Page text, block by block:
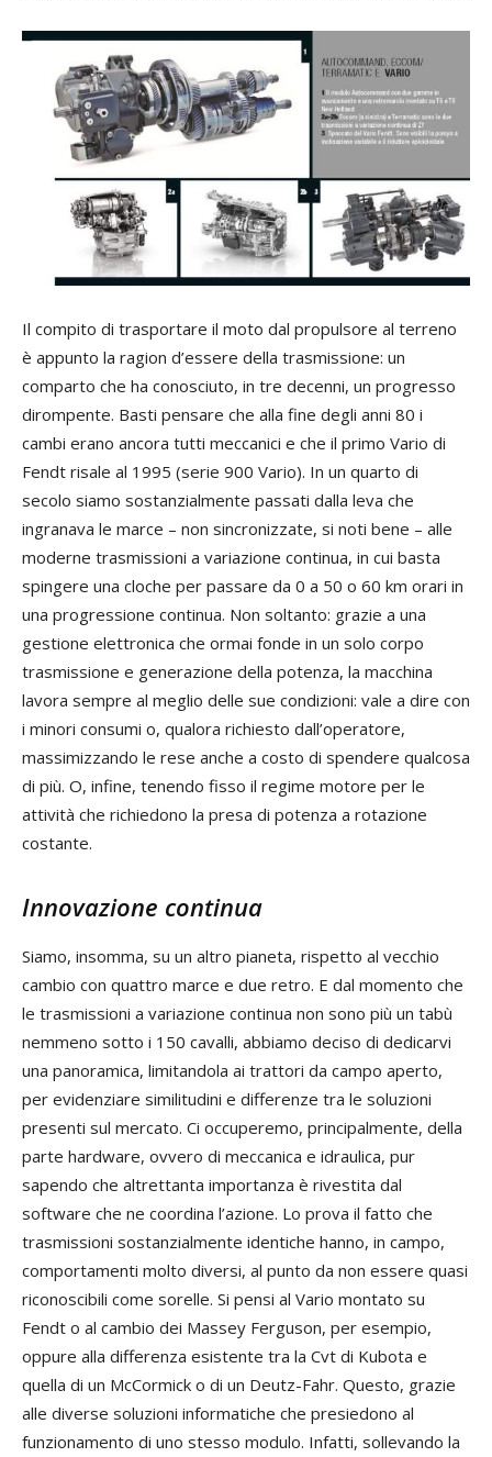
Il compito di trasportare il moto dal propulsore al terreno
è appunto la ragion d’essere della trasmissione: un
comparto che ha conosciuto, in tre decenni, un progresso
dirompente. Basti pensare che alla fine degli anni 80 i
cambi erano ancora tutti meccanici e che il primo Vario di
Fendt risale al 1995 (serie 900 Vario). In un quarto di
secolo siamo sostanzialmente passati dalla leva che
ingranava le marce – non sincronizzate, si noti bene – alle
moderne trasmissioni a variazione continua, in cui basta
spingere una cloche per passare da 0 a 50 o 60 km orari in
una progressione continua. Non soltanto: grazie a una
gestione elettronica che ormai fonde in un solo corpo
trasmissione e generazione della potenza, la macchina
lavora sempre al meglio delle sue condizioni: vale a dire con
i minori consumi o, qualora richiesto dall’operatore,
massimizzando le rese anche a costo di spendere qualcosa
di più. O, infine, tenendo fisso il regime motore per le
attività che richiedono la presa di potenza a rotazione
costante.
Innovazione continua
Siamo, insomma, su un altro pianeta, rispetto al vecchio
cambio con quattro marce e due retro. E dal momento che
le trasmissioni a variazione continua non sono più un tabù
nemmeno sotto i 150 cavalli, abbiamo deciso di dedicarvi
una panoramica, limitandola ai trattori da campo aperto,
per evidenziare similitudini e differenze tra le soluzioni
presenti sul mercato. Ci occuperemo, principalmente, della
parte hardware, ovvero di meccanica e idraulica, pur
sapendo che altrettanta importanza è rivestita dal
software che ne coordina l’azione. Lo prova il fatto che
trasmissioni sostanzialmente identiche hanno, in campo,
comportamenti molto diversi, al punto da non essere quasi
riconoscibili come sorelle. Si pensi al Vario montato su
Fendt o al cambio dei Massey Ferguson, per esempio,
oppure alla differenza esistente tra la Cvt di Kubota e
quella di un McCormick o di un Deutz-Fahr. Questo, grazie
alle diverse soluzioni informatiche che presiedono al
funzionamento di uno stesso modulo. Infatti, sollevando la